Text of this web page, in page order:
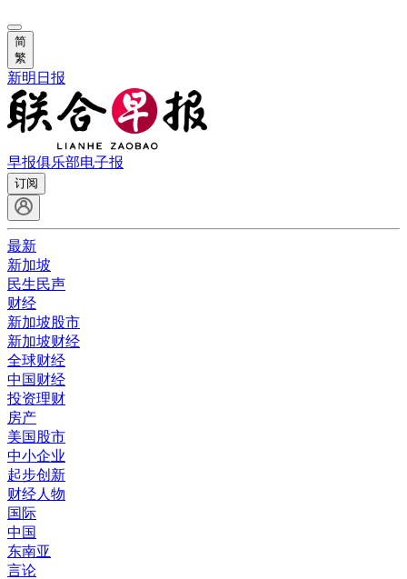
简
繁
新明日报
早报俱乐部电子报
订阅
最新
新加坡
民生民声
财经
新加坡股市
新加坡财经
全球财经
中国财经
投资理财
房产
美国股市
中小企业
起步创新
财经人物
国际
中国
东南亚
言论